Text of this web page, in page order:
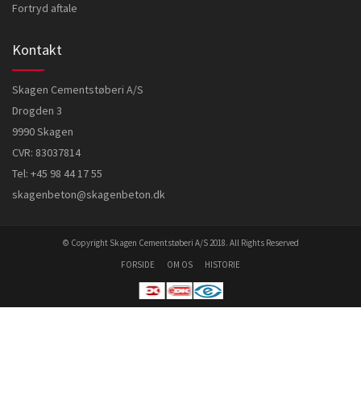
Fortryd aftale
Kontakt
Skagen Cementstøberi A/S
Drogden 3
9990 Skagen
CVR: 83037814
Tel: +45 98 44 17 55
skagenbeton@skagenbeton.dk
© Copyright Skagen Cementstøberi A/S 2018. All Rights Reserved
FORSIDE
OM OS HISTORIE